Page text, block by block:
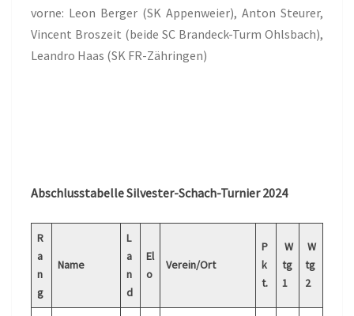
vorne: Leon Berger (SK Appenweier), Anton Steurer,
Vincent Broszeit (beide SC Brandeck-Turm Ohlsbach),
Leandro Haas (SK FR-Zähringen)
Abschlusstabelle Silvester-Schach-Turnier 2024
R
a
n
g
Name
L
a
n
d
El
o
Verein/Ort
P
k
t.
W
tg
1
W
tg
2